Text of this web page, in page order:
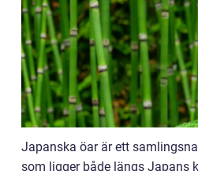
Japanska öar är ett
som ligger både längs Japans